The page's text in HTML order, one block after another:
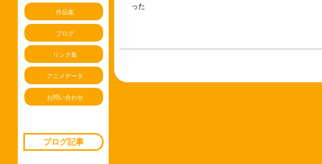
った
作品集
ブログ
リンク集
アニメデータ
お問い合わせ
ブログ記事